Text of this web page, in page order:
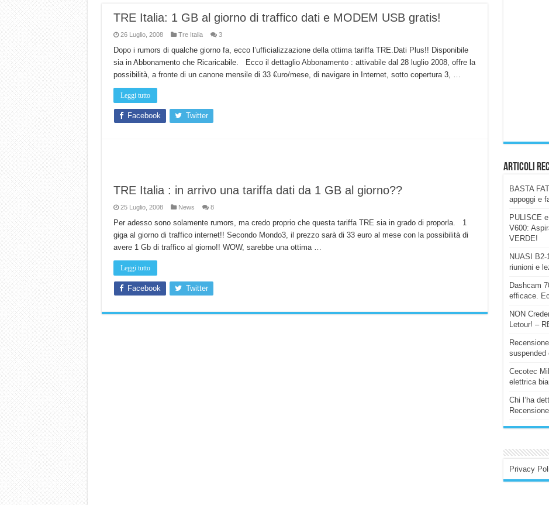
NON Crederai a quanta LUCE fa questa Lampada Letour! – RECENSIONE
Cecotec Millor, recensione della mountain bike elettrica biammortizzata.
Chi l’ha detto che gli Open-Ear suonano male? Recensione EarFun Clip 2
BENKS OMNIWARRIOR: Più di un semplice vetro temperato!
Brondi Amico VERO 4G : Focus su SOS e comandi da remoto
TRE Italia: 1 GB al giorno di traffico dati e MODEM USB gratis!
26 Luglio, 2008 Tre Italia 3
Dopo i rumors di qualche giorno fa, ecco l’ufficializzazione della ottima tariffa TRE.Dati Plus!! Disponibile
sia in Abbonamento che Ricaricabile. Ecco il dettaglio Abbonamento : attivabile dal 28 luglio 2008, offre la
possibilità, a fronte di un canone mensile di 33 €uro/mese, di navigare in Internet, sotto copertura 3, …
Leggi tutto
Facebook Twitter
TRE Italia : in arrivo una tariffa dati da 1 GB al giorno??
25 Luglio, 2008 News 8
Per adesso sono solamente rumors, ma credo proprio che questa tariffa TRE sia in grado di proporla. 1
giga al giorno di traffico internet!! Secondo Mondo3, il prezzo sarà di 33 euro al mese con la possibilità di
avere 1 Gb di traffico al giorno!! WOW, sarebbe una ottima …
Leggi tutto
Facebook Twitter
Articoli
BASTA
appoggi e
PULISCE
V600:
VERDE!
NUASI
riunioni e
Dashcam
efficace.
NON
Letour! –
suspended
Cecotec
elettrica
Chi l’ha
Privacy